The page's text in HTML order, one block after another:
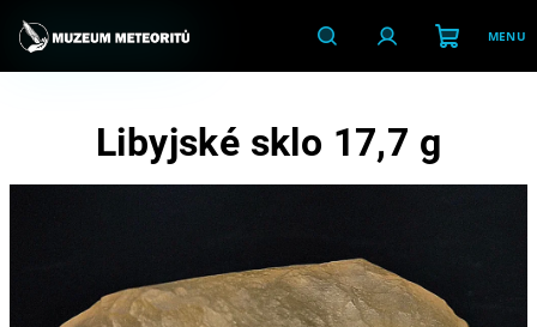
obsah
HledatPřihlášeníNákupní
Libyjské sklo 17,7 g